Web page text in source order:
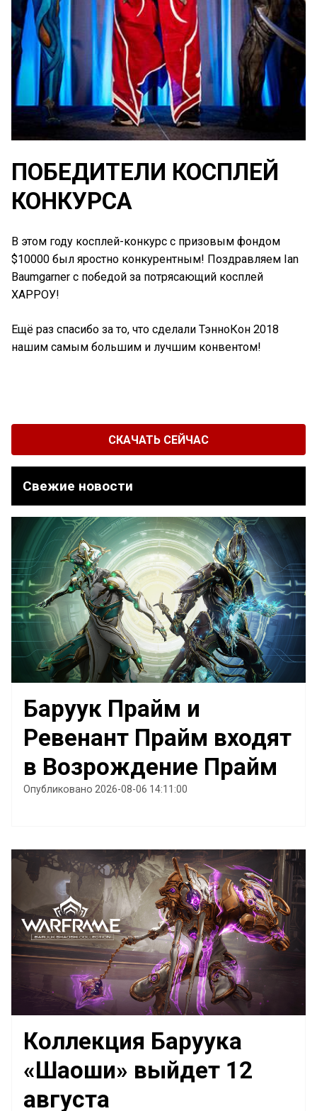
ПОБЕДИТЕЛИ КОСПЛЕЙ
КОНКУРСА
В этом году косплей-конкурс с призовым фондом
$10000 был яростно конкурентным! Поздравляем Ian
Baumgarner с победой за потрясающий косплей
ХАРРОУ!
Ещё раз спасибо за то, что сделали ТэнноКон 2018
нашим самым большим и лучшим конвентом!
СКАЧАТЬ СЕЙЧАС
Свежие новости
Баруук Прайм и
Ревенант Прайм входят
в Возрождение Прайм
Опубликовано 2026-08-06 14:11:00
Коллекция Баруука
«Шаоши» выйдет 12
августа